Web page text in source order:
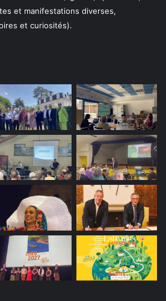
et manifestations diverses,
et curiosités).